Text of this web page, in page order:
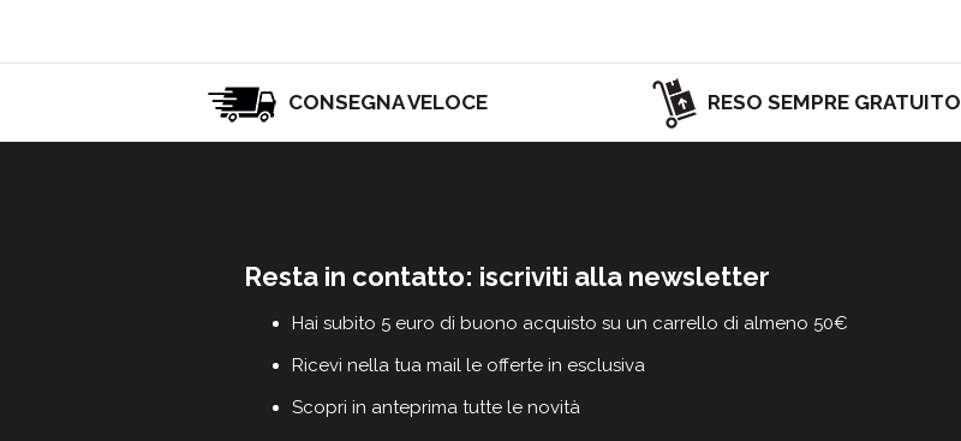
CONSEGNA VELOCE RESO SEMPRE GRATUITO
Resta in contatto: iscriviti alla newsletter
Hai subito 5 euro di buono acquisto su un carrello di almeno 50€
Ricevi nella tua mail le offerte in esclusiva
Scopri in anteprima tutte le novità